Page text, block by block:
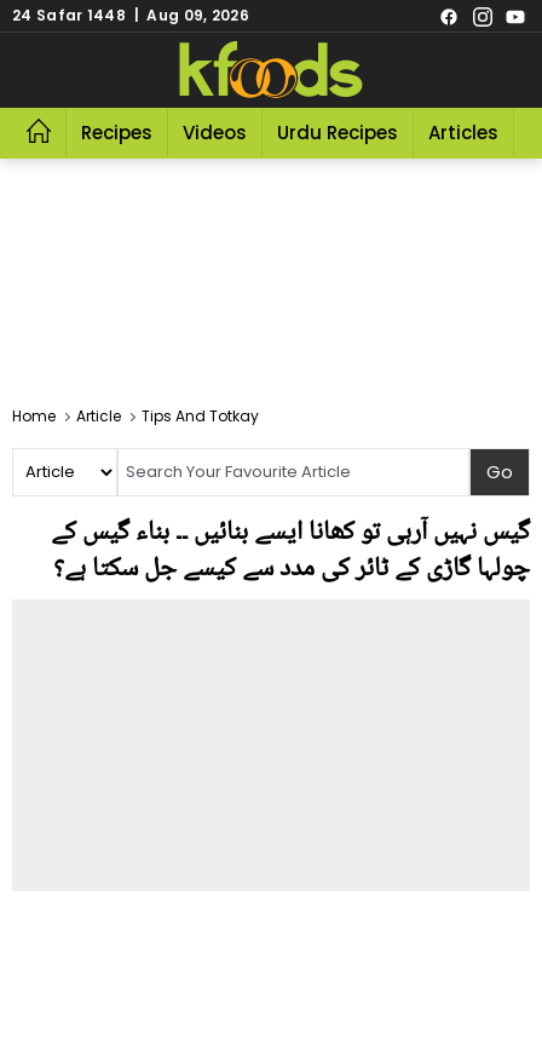
24 Safar 1448 | Aug 09, 2026
Recipes Videos Urdu Recipes Articles
Home Article Tips And Totkay
گیس نہیں آرہی تو کھانا ایسے بنائیں ۔۔ بناء گیس کے
چولہا گاڑی کے ٹائر کی مدد سے کیسے جل سکتا ہے؟